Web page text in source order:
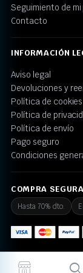
Seguimiento de mi
Contacto
INFORMACIÓN
Aviso legal
Devoluciones y
Política de cookies
Política de
Política de envío
Pago seguro
Condiciones
COMPRA SEGURA
Hasta 70% dto.